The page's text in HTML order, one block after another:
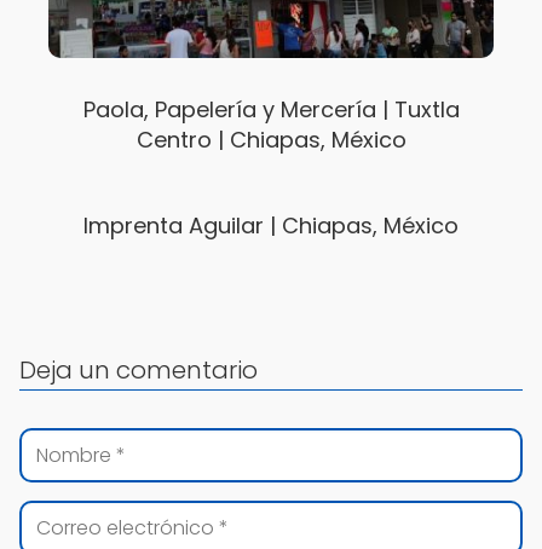
Paola, Papelería y Mercería | Tuxtla
Centro | Chiapas, México
Imprenta Aguilar | Chiapas, México
Deja un comentario